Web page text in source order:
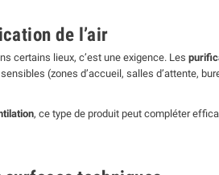
de l’air
certains lieux, c’est une exigence. Les
(zones d’accueil, salles d’attente,
, ce type de produit peut compléter